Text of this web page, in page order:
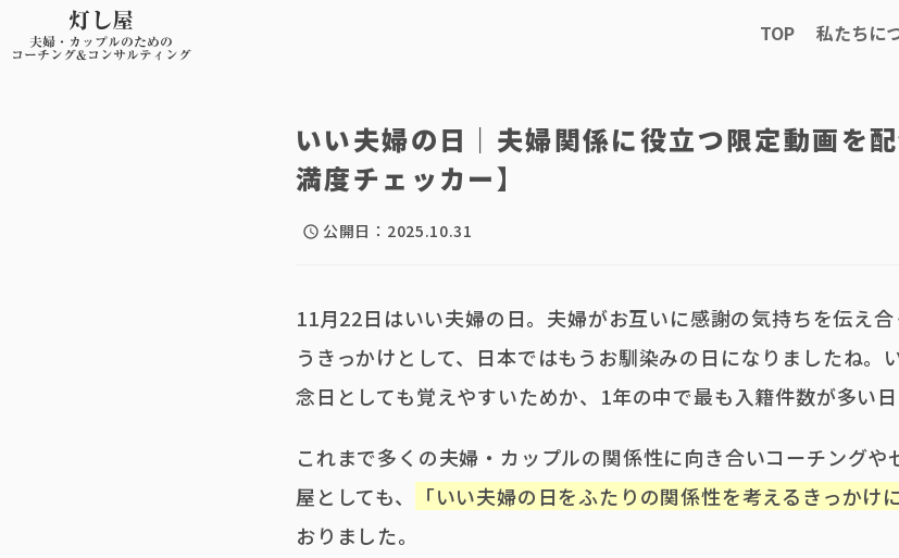
灯し屋
夫婦・カップルのための
コーチング&コンサルティング
TOP 私たちに
いい夫婦の日｜夫婦関係に役立つ限定動画を
満度チェッカー】
schedule 公開日： 2025.10.31
11月22日はいい夫婦の日。夫婦がお互いに感謝の気持ちを伝え
うきっかけとして、日本ではもうお馴染みの日になりましたね。
念日としても覚えやすいためか、1年の中で最も入籍件数が多い日
これまで多くの夫婦・カップルの関係性に向き合いコーチングや
屋としても、
「いい夫婦の日をふたりの関係性を考えるきっかけ
おりました。